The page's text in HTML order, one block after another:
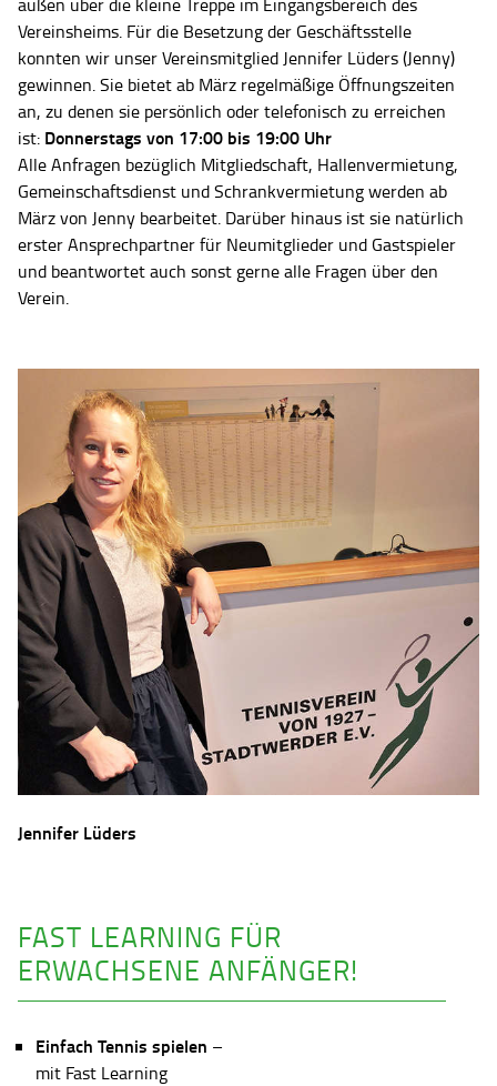
außen über die kleine Treppe im Eingangsbereich des
Vereinsheims. Für die Besetzung der Geschäftsstelle
konnten wir unser Vereinsmitglied Jennifer Lüders (Jenny)
gewinnen. Sie bietet ab März regelmäßige Öffnungszeiten
an, zu denen sie persönlich oder telefonisch zu erreichen
ist: Donnerstags von 17:00 bis 19:00 Uhr
Alle Anfragen bezüglich Mitgliedschaft, Hallenvermietung,
Gemeinschaftsdienst und Schrankvermietung werden ab
März von Jenny bearbeitet. Darüber hinaus ist sie natürlich
erster Ansprechpartner für Neumitglieder und Gastspieler
und beantwortet auch sonst gerne alle Fragen über den
Verein.
Jennifer Lüders
FAST LEARNING FÜR
ERWACHSENE ANFÄNGER!
Einfach Tennis spielen –
mit Fast Learning